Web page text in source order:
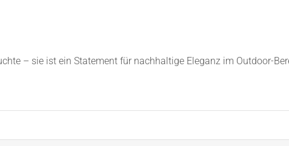
– sie ist ein Statement für nachhaltige Eleganz im Outdoor-